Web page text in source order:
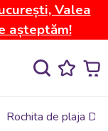
Valea
așteptăm!
Rochita de plaja